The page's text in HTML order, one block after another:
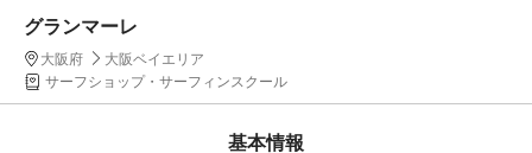
グランマーレ
大阪府
大阪ベイエリア
サーフショップ・サーフィンスクール
基本情報